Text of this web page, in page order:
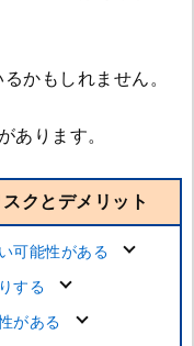
かもしれません。
あります。
クとデメリット
可能性がある
する
がある